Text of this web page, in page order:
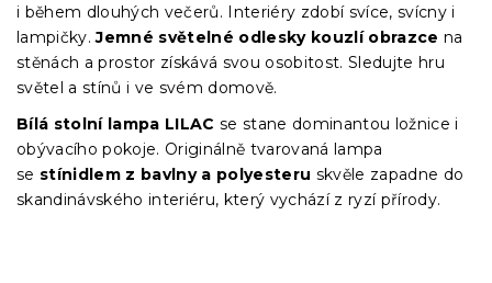
i během dlouhých večerů. Interiéry zdobí svíce, svícny i
lampičky. Jemné světelné odlesky kouzlí obrazce na
stěnách a prostor získává svou osobitost. Sledujte hru
světel a stínů i ve svém domově.
Bílá stolní lampa LILAC se stane dominantou ložnice i
obývacího pokoje. Originálně tvarovaná lampa
se stínidlem z bavlny a polyesteru skvěle zapadne do
skandinávského interiéru, který vychází z ryzí přírody.